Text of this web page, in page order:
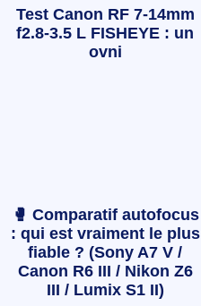
Test Canon RF 7-14mm
f2.8-3.5 L FISHEYE : un
ovni
🥊 Comparatif autofocus
: qui est vraiment le plus
fiable ? (Sony A7 V /
Canon R6 III / Nikon Z6
III / Lumix S1 II)